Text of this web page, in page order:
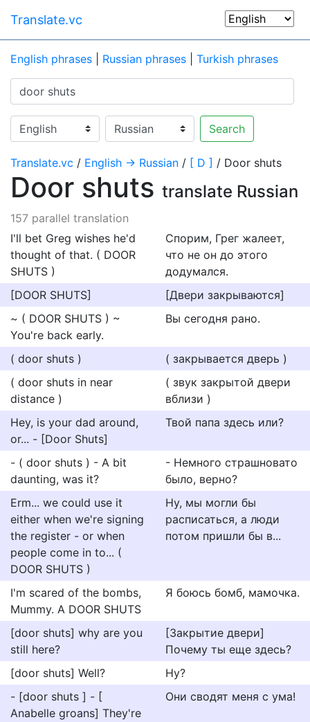
Translate.vc
English phrases Russian phrases Turkish phrases
Search
Translate.vc / English → Russian / [ D ] / Door shuts
Door shuts translate Russian
157 parallel translation
I'll bet Greg wishes he'd
thought of that. ( DOOR
SHUTS )
Спорим, Грег жалеет,
что не он до этого
додумался.
[DOOR SHUTS]
[Двери закрываются]
~ ( DOOR SHUTS ) ~
You're back early.
Вы сегодня рано.
( door shuts )
( закрывается дверь )
( door shuts in near
distance )
( звук закрытой двери
вблизи )
Hey, is your dad around,
or... - [Door Shuts]
Твой папа здесь или?
- ( door shuts ) - A bit
daunting, was it?
- Немного страшновато
было, верно?
Erm... we could use it
either when we're signing
the register - or when
people come in to... (
DOOR SHUTS )
Ну, мы могли бы
расписаться, а люди
потом пришли бы в...
I'm scared of the bombs,
Mummy. A DOOR SHUTS
Я боюсь бомб, мамочка.
[door shuts] why are you
still here?
[Закрытие двери]
Почему ты еще здесь?
[door shuts] Well?
Ну?
- [door shuts ] - [
Anabelle groans] They're
Они сводят меня с ума!